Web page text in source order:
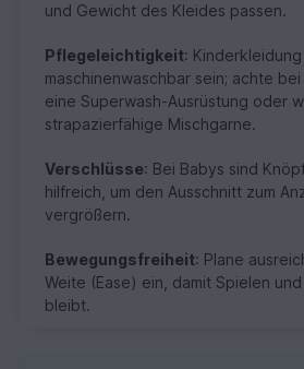
und Gewicht des Kleides passen.
Pflegeleichtigkeit:
maschinenwaschbar sein; achte
eine Superwash-Ausrüstung oder
strapazierfähige Mischgarne.
Verschlüsse: Bei Babys sind
hilfreich, um den Ausschnitt zum
vergrößern.
Bewegungsfreiheit: Plane
Weite (Ease) ein, damit Spielen
bleibt.